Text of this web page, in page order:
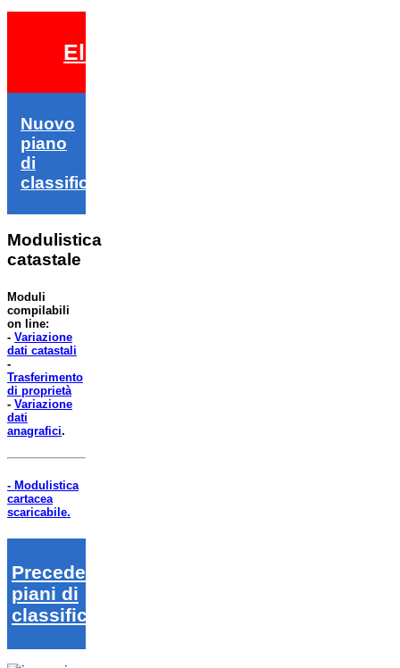
Elezioni 2026
Nuovo
piano
di
classifica
Modulistica
catastale
Moduli
compilabili
on line:
- Variazione
dati catastali
-
Trasferimento
di proprietà
- Variazione
dati
anagrafici.
- Modulistica
cartacea
scaricabile.
Precedenti
piani di
classifica